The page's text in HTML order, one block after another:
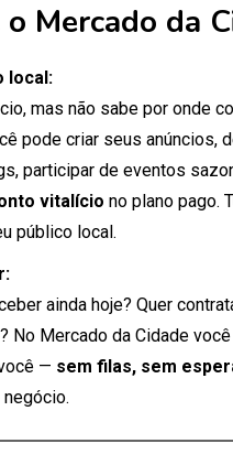
Mercado da
local:
mas não sabe por onde
pode criar seus anúncios,
participar de eventos
vitalício no plano pago.
público local.
ainda hoje? Quer
No Mercado da Cidade
— sem filas, sem
negócio.